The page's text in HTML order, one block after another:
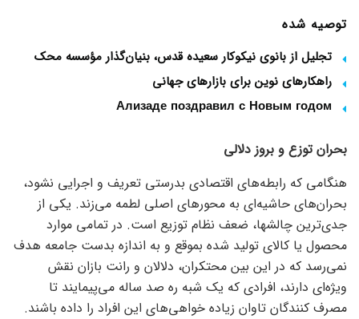
توصیه شده
تجلیل از بانوی نیکوکار سعیده قدس، بنیان‌گذار مؤسسه محک
راهکارهای نوین برای بازارهای جهانی
Ализаде поздравил с Новым годом
بحران توزع و بروز دلالی
هنگامی که رابطه‌های اقتصادی بدرستی تعریف و اجرایی نشود،
بحران‌های حاشیه‌ای به محور‌های اصلی لطمه می‌زند. یکی از
جدی‌ترین چالشها، ضعف نظام توزیع است. در تمامی موارد
محصول یا کالای تولید شده بموقع و به اندازه بدست جامعه هدف
نمی‌رسد که در این بین محتکران، دلالان و رانت بازان نقش
ویژه‌ای دارند، افرادی که یک شبه ره صد ساله می‌پیمایند تا
مصرف کنندگان تاوان زیاده خواهی‌های این افراد را داده باشند.